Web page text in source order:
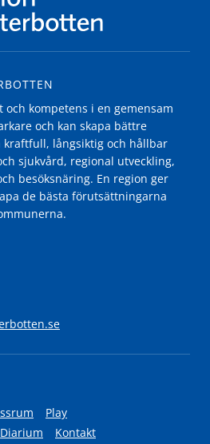
och kompetens i en gemensam
och kan skapa bättre
långsiktig och hållbar
sjukvård, regional utveckling,
besöksnäring. En region ger
de bästa förutsättningarna
Play
Diarium Kontakt